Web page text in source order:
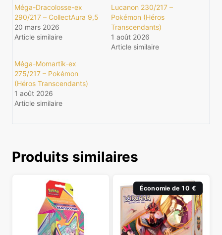
Méga-Dracolosse-ex
290/217 – CollectAura 9,5
20 mars 2026
Article similaire
Lucanon 230/217 –
Pokémon (Héros
Transcendants)
1 août 2026
Article similaire
Méga-Momartik-ex
275/217 – Pokémon
(Héros Transcendants)
1 août 2026
Article similaire
Produits similaires
Économie de 10 €